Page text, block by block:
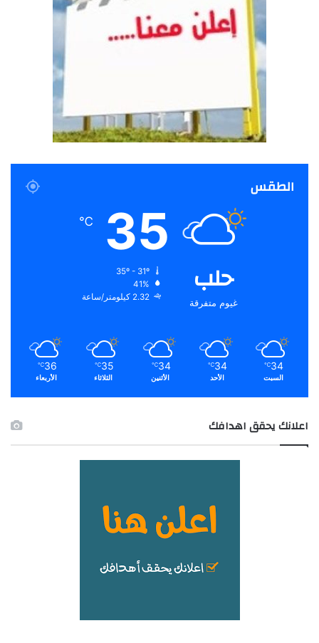
الطقس
حلب
غيوم متفرقة
35
℃
41%
2.32 كيلومتر/ساعة
34
℃
السبت
34
℃
الأحد
34
℃
الأثنين
35
℃
الثلاثاء
36
℃
الأربعاء
اعلانك يحقق اهدافك